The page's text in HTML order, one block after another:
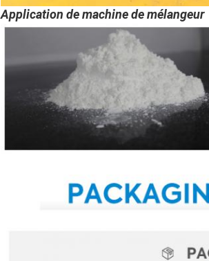
Application de machine de mélangeur